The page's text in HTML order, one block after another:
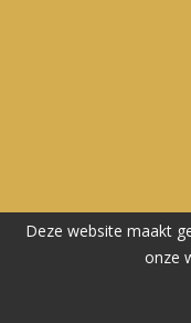
Sociale media
Vind ons ook op
Deze website maakt
onze